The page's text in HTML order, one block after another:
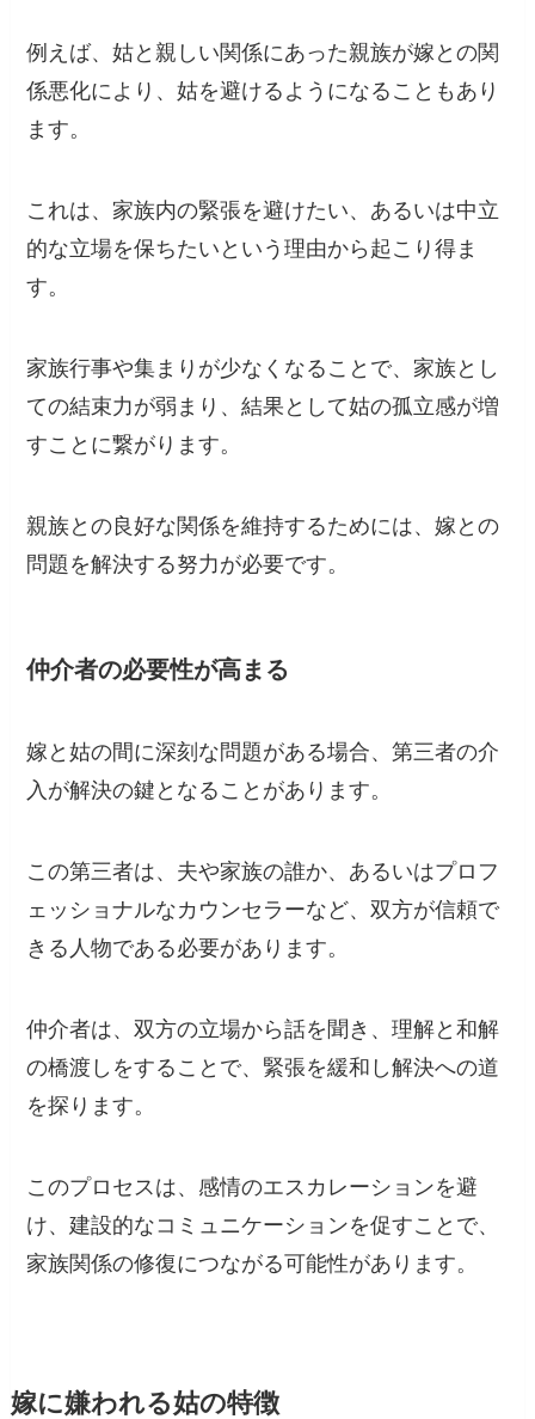
例えば、姑と親しい関係にあった親族が嫁との関
係悪化により、姑を避けるようになることもあり
ます。
これは、家族内の緊張を避けたい、あるいは中立
的な立場を保ちたいという理由から起こり得ま
す。
家族行事や集まりが少なくなることで、家族とし
ての結束力が弱まり、結果として姑の孤立感が増
すことに繋がります。
親族との良好な関係を維持するためには、嫁との
問題を解決する努力が必要です。
仲介者の必要性が高まる
嫁と姑の間に深刻な問題がある場合、第三者の介
入が解決の鍵となることがあります。
この第三者は、夫や家族の誰か、あるいはプロフ
ェッショナルなカウンセラーなど、双方が信頼で
きる人物である必要があります。
仲介者は、双方の立場から話を聞き、理解と和解
の橋渡しをすることで、緊張を緩和し解決への道
を探ります。
このプロセスは、感情のエスカレーションを避
け、建設的なコミュニケーションを促すことで、
家族関係の修復につながる可能性があります。
嫁に嫌われる姑の特徴